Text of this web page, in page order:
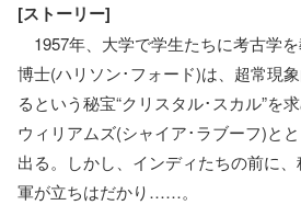
[ストーリー]
1957年、大学で学生たちに考古学
博士(ハリソン･フォード)は、超常現
るという秘宝“クリスタル･スカル”を
ウィリアムズ(シャイア･ラブーフ)と
出る。しかし、インディたちの前に
軍が立ちはだかり……。